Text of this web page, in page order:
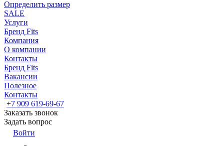
Определить размер
SALE
Услуги
Бренд Fits
Компания
О компании
Контакты
Бренд Fits
Вакансии
Полезное
Контакты
+7 909 619-69-67
Заказать звонок
Задать вопрос
Войти